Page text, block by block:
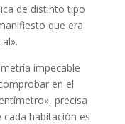
de distinto tipo
que era
impecable
en el
precisa
habitación es